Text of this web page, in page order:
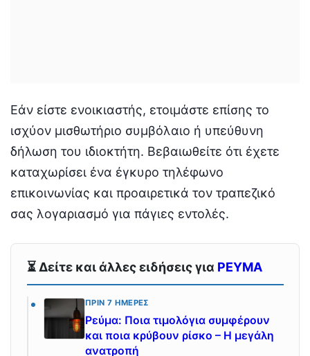
Εάν είστε ενοικιαστής, ετοιμάστε επίσης το
ισχύον μισθωτήριο συμβόλαιο ή υπεύθυνη
δήλωση του ιδιοκτήτη. Βεβαιωθείτε ότι έχετε
καταχωρίσει ένα έγκυρο τηλέφωνο
επικοινωνίας και προαιρετικά τον τραπεζικό
σας λογαριασμό για πάγιες εντολές.
⏳ Δείτε και άλλες ειδήσεις για ΡΕΥΜΑ
ΠΡΙΝ 7 ΗΜΈΡΕΣ
Ρεύμα: Ποια τιμολόγια συμφέρουν
και ποια κρύβουν ρίσκο – Η μεγάλη
ανατροπή